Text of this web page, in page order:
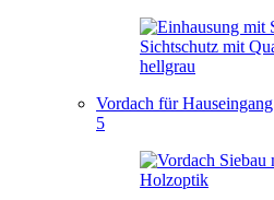
Vordach für Hauseingang
5